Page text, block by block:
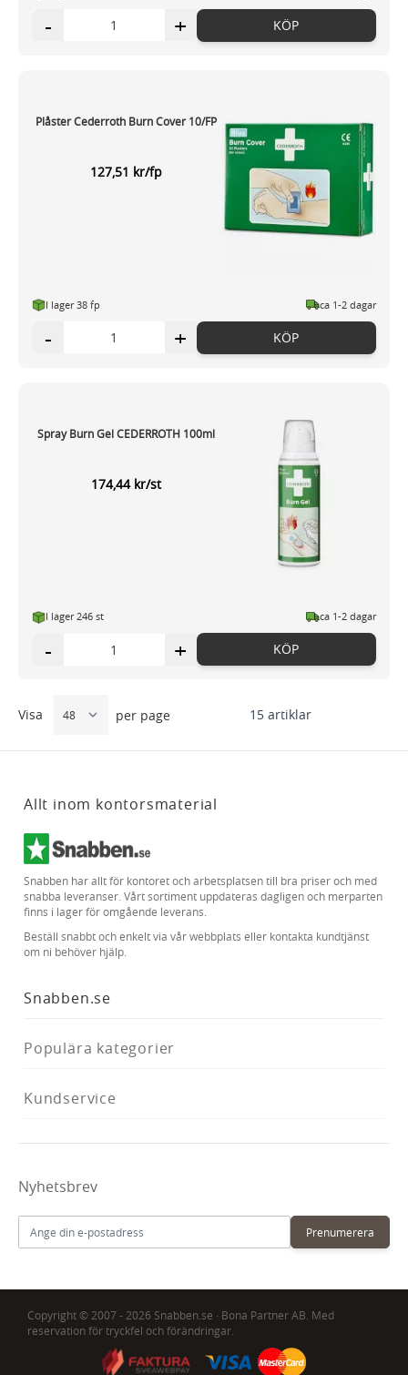
- + KÖP
Plåster Cederroth Burn Cover 10/FP
127,51 kr/fp
I lager 38 fp ca 1-2 dagar
- + KÖP
Spray Burn Gel CEDERROTH 100ml
174,44 kr/st
I lager 246 st ca 1-2 dagar
- + KÖP
15artiklar
Visa per page
Allt inom kontorsmaterial
Snabben har allt för kontoret och arbetsplatsen till bra priser och med
snabba leveranser. Vårt sortiment uppdateras dagligen och merparten
finns i lager för omgående leverans.
Beställ snabbt och enkelt via vår webbplats eller kontakta kundtjänst
om ni behöver hjälp.
Snabben.se
Populära kategorier
Kundservice
Nyhetsbrev
Prenumerera
Copyright © 2007 - 2026 Snabben.se · Bona Partner AB. Med
reservation för tryckfel och förändringar.